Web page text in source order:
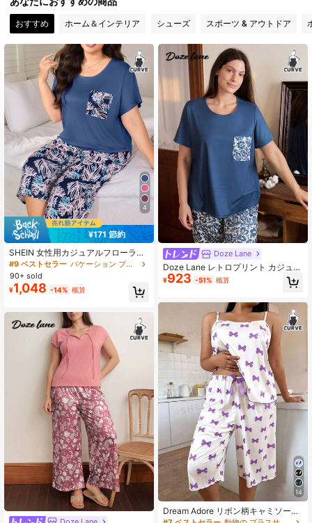
4.88 10K フォロワー
4.88 10K フォロワー
4.88 10K フォロワー
4.88 10K フォロワー
おすすめ ホーム＆インテリア シューズ スポーツ & アウトドア
4
¥171 節約
SHEIN 女性用カジュアルフローラル
プリントパジャマセット プラスサイ
ズ 夏用ルームウェアセット 夏用パジ
ャマセット 女性用ラウンジウェアセ
ット ショートセット アウトフィット
#9 ベストセラー
バケーション プラスサイズのパジャマセット
90+ sold
¥1,048 -14% 概算
Doze Lane
Doze Lane レトロプリント カジュア
ル プラスサイズ 半袖&七分丈パンツ
パジャマセット(レディース)
¥923 -51% 概算
14
Dream Adore リボン柄キャミソール
&3/4丈パンツ プラスサイズパジャマ